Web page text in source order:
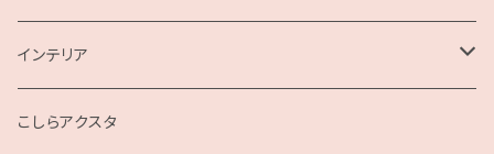
インテリア
クッション
こしらアクスタ